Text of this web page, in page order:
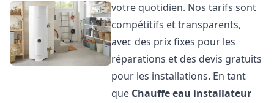
votre quotidien. Nos tarifs sont
compétitifs et transparents,
avec des prix fixes pour les
réparations et des devis gratuits
pour les installations. En tant
que Chauffe eau installateur